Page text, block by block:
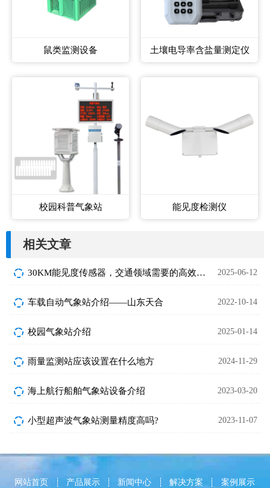
鼠类监测设备 土壤电导率含盐量测定仪
校园科普气象站 能见度检测仪
相关文章
30KM能见度传感器，交通领域需要的高效监测设备 2025-06-12
车载自动气象站介绍——山东天合 2022-10-14
校园气象站介绍 2025-01-14
雨量监测站应该设置在什么地方 2024-11-29
海上航行船舶气象站设备介绍 2023-03-20
小型超声波气象站测量精度高吗? 2023-11-07
网站首页 产品展示 新闻中心 解决方案
案例展示